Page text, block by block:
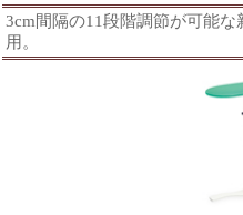
3cm間隔の11段階調節が可能
用。